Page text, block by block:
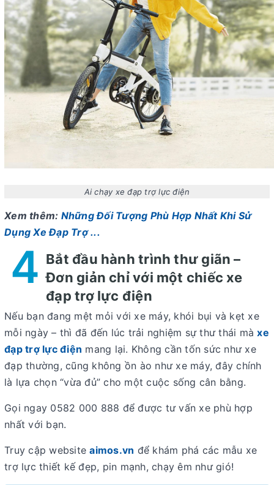
Ai chạy xe đạp trợ lực điện
Xem thêm: Những Đối Tượng Phù Hợp Nhất Khi Sử
Dụng Xe Đạp Trợ ...
4 Bắt đầu hành trình thư giãn –
Đơn giản chỉ với một chiếc xe
đạp trợ lực điện
Nếu bạn đang mệt mỏi với xe máy, khói bụi và kẹt xe
mỗi ngày – thì đã đến lúc trải nghiệm sự thư thái màxe
đạp trợ lực điện mang lại. Không cần tốn sức như xe
đạp thường, cũng không ồn ào như xe máy, đây chính
là lựa chọn “vừa đủ” cho một cuộc sống cân bằng.
Gọi ngay 0582 000 888 để được tư vấn xe phù hợp
nhất với bạn.
Truy cập websiteaimos.vn để khám phá các mẫu xe
trợ lực thiết kế đẹp, pin mạnh, chạy êm như gió!